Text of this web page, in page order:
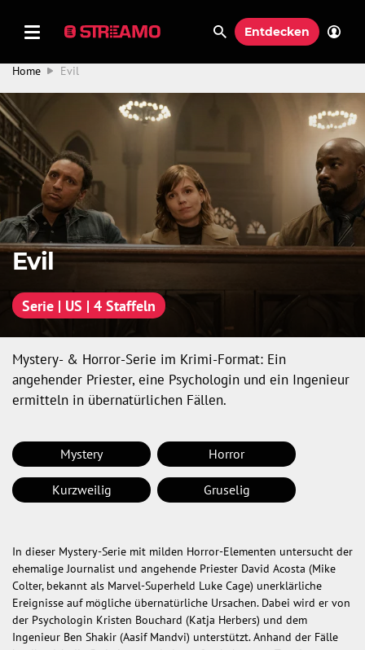
Entdecken
Home Evil
Evil
Serie | US | 4 Staffeln
Mystery- & Horror-Serie im Krimi-Format: Ein
angehender Priester, eine Psychologin und ein Ingenieur
ermitteln in übernatürlichen Fällen.
Mystery Horror
Kurzweilig Gruselig
In dieser Mystery-Serie mit milden Horror-Elementen untersucht der
ehemalige Journalist und angehende Priester David Acosta (Mike
Colter, bekannt als Marvel-Superheld Luke Cage) unerklärliche
Ereignisse auf mögliche übernatürliche Ursachen. Dabei wird er von
der Psychologin Kristen Bouchard (Katja Herbers) und dem
Ingenieur Ben Shakir (Aasif Mandvi) unterstützt. Anhand der Fälle